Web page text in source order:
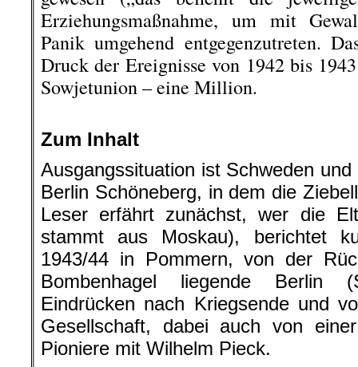
Erziehungsmaßnahme, um mit
Panik umgehend entgegenzutreten.
Druck der Ereignisse von 1942 bis
Sowjetunion – eine Million.
Zum Inhalt
Ausgangssituation ist Schweden
Berlin Schöneberg, in dem die
Leser erfährt zunächst, wer die
stammt aus Moskau), berichtet
1943/44 in Pommern, von der
Bombenhagel liegende Berlin
Eindrücken nach Kriegsende und
Gesellschaft, dabei auch von
Pioniere mit Wilhelm Pieck.